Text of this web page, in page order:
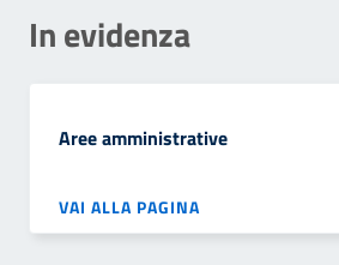
In evidenza
Aree amministrative
VAI ALLA PAGINA